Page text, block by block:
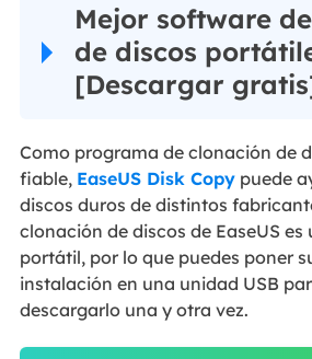
Mejor software
de discos
[Descargar
Como programa de clonación de
fiable, EaseUS Disk Copypuede
discos duros de distintos
clonación de discos de EaseUS es
portátil, por lo que puedes poner
instalación en una unidad USB
descargarlo una y otra vez.